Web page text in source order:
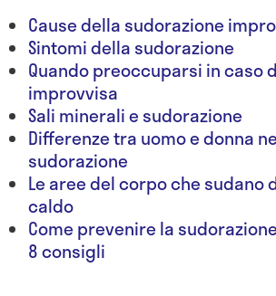
Cause della sudorazione
Sintomi della sudorazione
Quando preoccuparsi in caso
improvvisa
Sali minerali e sudorazione
Differenze tra uomo e donna
sudorazione
Le aree del corpo che sudano
caldo
Come prevenire la
8 consigli